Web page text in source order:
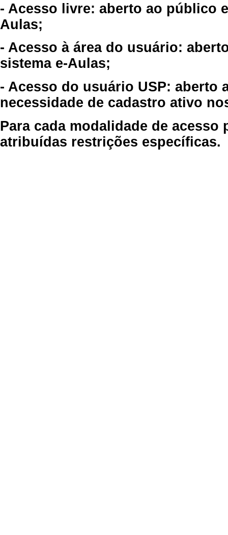
- Acesso livre: aberto ao público
Aulas;
- Acesso à área do usuário:
sistema e-Aulas;
- Acesso do usuário USP: aberto
necessidade de cadastro ativo
Para cada modalidade de
atribuídas restrições específicas.